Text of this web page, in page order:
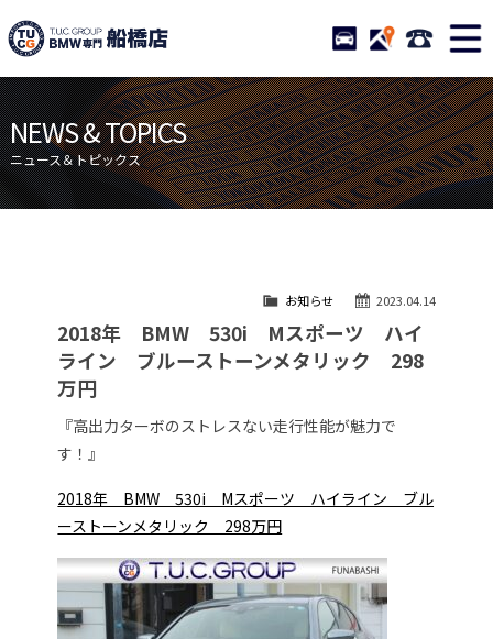
TUCグループ BMW専門 船
STOCK ACCESS 047-
ニュース
在庫リスト
目玉車両一覧
店舗紹介
保証＆サービス
アクセスマップ
自動車保険
TUCとは？
リクルート
納車blog
会社概要
NEWS & TOPICS
ニュース＆トピックス
2023.04.14
お知らせ
2018年 BMW 530i Mスポーツ ハイ
ライン ブルーストーンメタリック 298
万円
『高出力ターボのストレスない走行性能が魅力で
す！』
2018年 BMW 530i Mスポーツ ハイライン ブル
ーストーンメタリック 298万円